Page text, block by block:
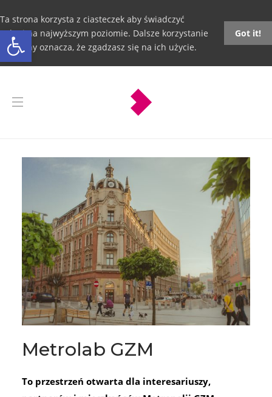
Otwórz pasek narzędzi
Ta strona korzysta z ciasteczek aby świadczyć
usługi na najwyższym poziomie. Dalsze korzystanie
ze strony oznacza, że zgadzasz się na ich użycie.
Got it!
Metrolab GZM
To przestrzeń otwarta dla interesariuszy,